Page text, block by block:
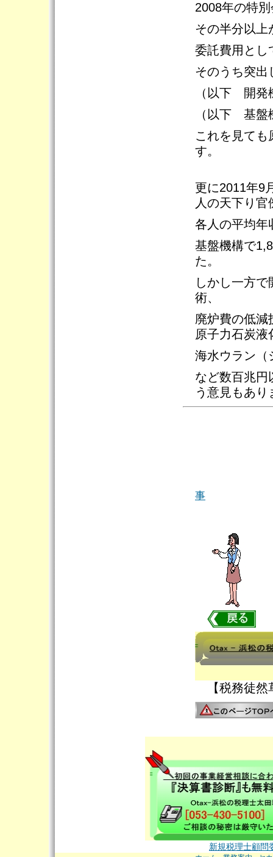
2008年の特
その半分以上
委託費用とし
そのうち突出
（以下 開発
（以下 基盤
これを見ても
す。
更に2011年9
人の天下り
各人の平均年
基盤機構で
た。
しかし一方
術、
廃炉費の低減
原子力石炭液
海水ウラン（
など数百兆円
う意見もあり
事
【税務徒然
新規税理士顧問